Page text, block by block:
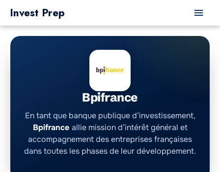
contenu
Invest Prep
Bpifrance
En tant que banque publique d’investissement,
Bpifrance allie mission d’intérêt général et
accompagnement des entreprises françaises
dans toutes les phases de leur développement.